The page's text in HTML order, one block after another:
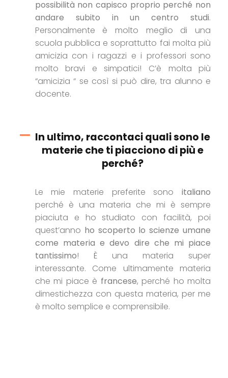
possibilità non capisco proprio perché non
andare subito in un centro studi.
Personalmente è molto meglio di una
scuola pubblica e soprattutto fai molta più
amicizia con i ragazzi e i professori sono
molto bravi e simpatici! C’è molta più
“amicizia “ se così si può dire, tra alunno e
docente.
In ultimo, raccontaci quali sono le
materie che ti piacciono di più e
perché?
Le mie materie preferite sonoitaliano
perché è una materia che mi è sempre
piaciuta e ho studiato con facilità, poi
quest’anno ho scoperto lo scienze umane
come materia e devo dire che mi piace
tantissimo! È una materia super
interessante. Come ultimamente materia
che mi piace è francese, perché ho molta
dimestichezza con questa materia, per me
è molto semplice e comprensibile.